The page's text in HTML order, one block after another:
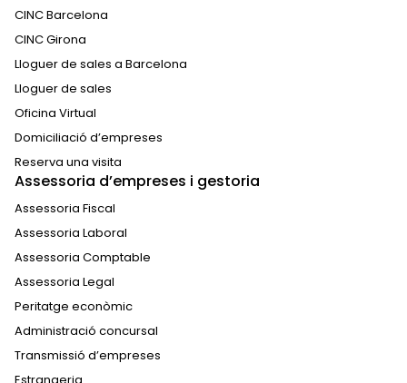
CINC Barcelona
CINC Girona
Lloguer de sales a Barcelona
Lloguer de sales
Oficina Virtual
Domiciliació d’empreses
Reserva una visita
Assessoria d’empreses i gestoria
Assessoria Fiscal
Assessoria Laboral
Assessoria Comptable
Assessoria Legal
Peritatge econòmic
Administració concursal
Transmissió d’empreses